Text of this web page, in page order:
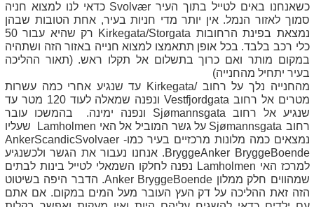
כשאנחנו באים לטייל בתוך העיר Svolvær כדאי לנו למצוא חניה
סמוך לאזור הנמל. אין יותר מדי חניות בעיר, אחת הטובות שבהן
נמצאת בפינת הרחובות Storgata
/
Kirkegata
רק שהיא עבור 50
כלי רכב בלבד. בכל אופן תתאמצו למצוא חנייה באזור הזה ושתהיה
במקום מותר ואם כרוך בתשלום אל תקלו ראש. (תאור ההליכה
בעיר יתחיל מהחנייה)
מהחנייה נלך על רחוב /Kirkegata עד שנגיע אחרי כמה עשרות
מטרים אל רחוב Vestfjordgata
ונפנה שמאלה לעוד 120 מטר עד
שנגיע אל רחוב Sjømannsgata ונפנה ימינה. בהמשכו עובר
רחוב Sjømannsgata על גשר המוביל אל האי Lamholmen
שעליו
נמצאים כמה מלונות מרכזיים בעיר כמו- ScandicSvolvaer
Anker
BryggeAnker BryggeBoende. אנחנו נעבור את הגשר ולכשנגיע
למרכז האי Lamholmen נפנה לחלקו השמאלי לטייל בינות לבתים
שמהווים חלק ממלון Anker BryggeBoende. הדבר היפה בשיטוט
הזה זאת ההליכה על דק העץ העובר מעל המים במקום. אם אתם